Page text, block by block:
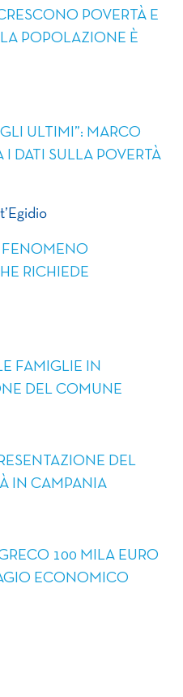
POVERTÀ E
POPOLAZIONE È
ULTIMI”: MARCO
I DATI SULLA POVERTÀ
FENOMENO
RICHIEDE
FAMIGLIE IN
DEL COMUNE
DEL
IN CAMPANIA
100 MILA EURO
ECONOMICO